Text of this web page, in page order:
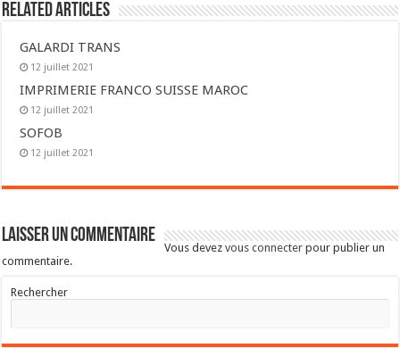
Related Articles
GALARDI TRANS
12 juillet 2021
IMPRIMERIE FRANCO SUISSE MAROC
12 juillet 2021
SOFOB
12 juillet 2021
Laisser un commentaire
Vous devezvous connecter pour publier un
commentaire.
Rechercher